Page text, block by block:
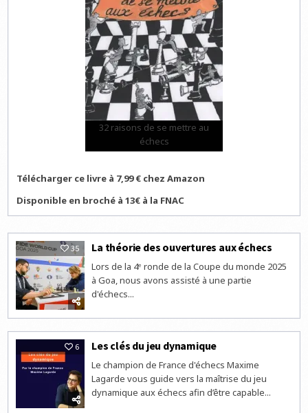
32 raisons de se mettre au
échecs
Télécharger ce livre à 7,99 € chez Amazon
Disponible en broché à 13€ à la FNAC
35 La théorie des ouvertures aux échecs
Lors de la 4ᵉ ronde de la Coupe du monde 2025
à Goa, nous avons assisté à une partie
d'échecs...
6 Les clés du jeu dynamique
Le champion de France d'échecs Maxime
Lagarde vous guide vers la maîtrise du jeu
dynamique aux échecs afin d’être capable...